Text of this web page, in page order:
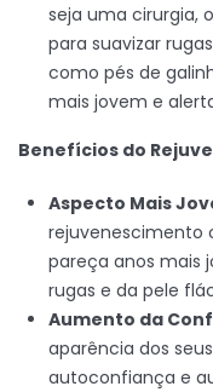
seja uma cirurgia,
para suavizar
como pés de
mais jovem e
Benefícios do
Aspecto Mais
rejuvenescimento
pareça anos mais
rugas e da pele
Aumento da
aparência dos
autoconfiança e